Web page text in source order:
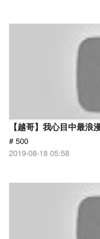
【越哥】我心目中最浪
# 500
2019-08-18 05:58